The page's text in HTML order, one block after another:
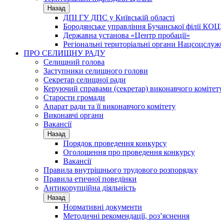
Назад
ДПІ ГУ ДПС у Київській області
Бородянське управління Бучанської філії
Державна установа «Центр пробації»
Регіональні територіальні органи
ПРО СЕЛИЩНУ РАДУ
Селищний голова
Заступники селищного голови
Секретар селищної ради
Керуючий справами (секретар) виконавчого
Старости громади
Апарат ради та її виконавчого комітету
Виконавчі органи
Вакансії
Назад
Порядок проведення конкурсу
Оголошення про проведення конкурсу
Вакансії
Правила внутрішнього трудового розпорядку
Правила етичної поведінки
Антикорупційна діяльність
Назад
Нормативні документи
Методичні рекомендації, роз’яснення